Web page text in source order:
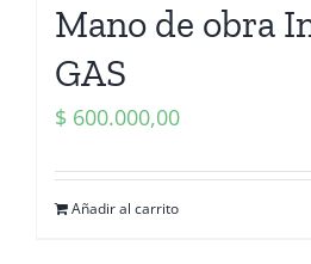
Mano de obra
GAS
$ 600.000,00
Añadir al carrito